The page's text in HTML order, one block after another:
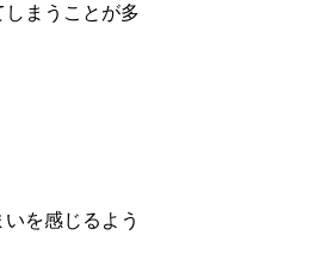
まうことが多
を感じるよう